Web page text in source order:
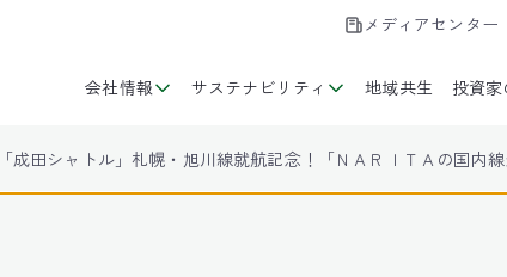
メディアセンター
会社情報 サステナビリティ 地域共生 投資
成田シャトル」札幌・旭川線就航記念！「ＮＡＲＩＴＡの国内